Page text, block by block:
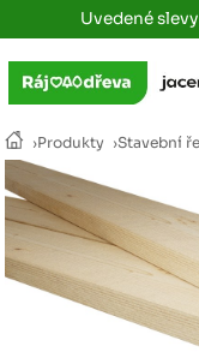
Uvedené
›Produkty ›Stavební